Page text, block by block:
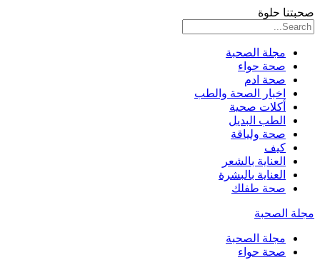
صحبتنا حلوة
مجلة الصحبة
صحة حواء
صحة ادم
اخبار الصحة والطب
أكلات صحية
الطب البديل
صحة ولياقة
كيف
العناية بالشعر
العناية بالبشرة
صحة طفلك
مجلة الصحبة
مجلة الصحبة
صحة حواء